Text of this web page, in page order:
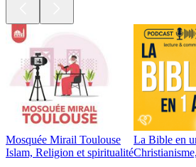
Mosquée Mirail Toulouse
Islam, Religion et spiritualité
La Bible en